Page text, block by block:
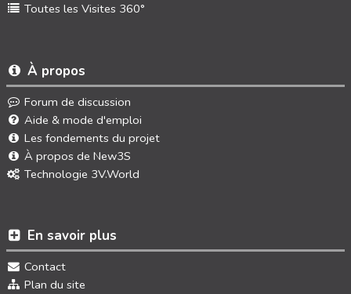
En savoir plus
Contact
Plan du site
Toutes les Visites 360°
À propos
Forum de discussion
Aide & mode d'emploi
Les fondements du projet
À propos de New3S
Technologie 3V.World